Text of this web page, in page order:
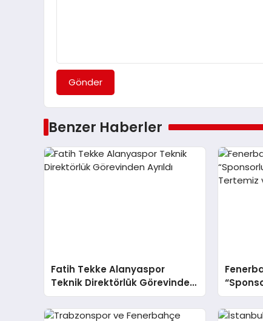
Gönder
Benzer Haberler
Fatih Tekke Alanyaspor
Teknik Direktörlük Görevinden
Ayrıldı